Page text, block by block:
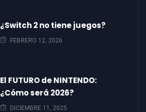
¿Switch 2 no tiene juegos?
FEBRERO 12, 2026
El FUTURO de NINTENDO:
¿Cómo será 2026?
DICIEMBRE 11, 2025